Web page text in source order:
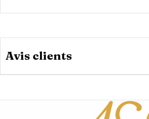
Avis clients